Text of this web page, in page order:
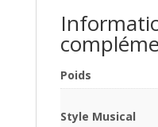
Poids
Style Musical